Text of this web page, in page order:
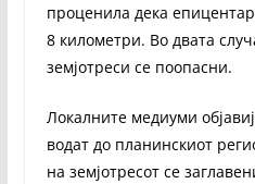
проценила дека
8 километри. Во двата
земјотреси се поопасни.
Локалните медиуми
водат до планинскиот
на земјотресот се